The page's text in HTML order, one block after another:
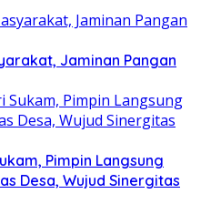
Jaminan Pangan
Pimpin Langsung
Desa, Wujud Sinergitas